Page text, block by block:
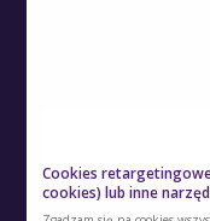
Cookies
cookies) lub inne